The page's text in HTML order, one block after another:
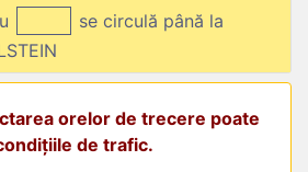
se circulă până la
orelor de trecere poate
de trafic.